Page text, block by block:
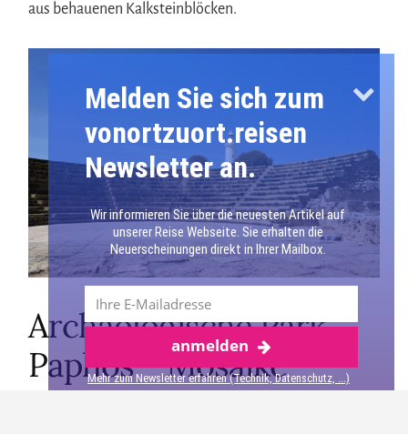
aus behauenen Kalksteinblöcken.
Archäologische Park
Paphos – Mosaike
Mehr über Paphos
Melden Sie sich zum
vonortzuort.reisen
Newsletter an.
Wir informieren Sie über die neuesten Artikel auf
unserer Reise Webseite. Sie erhalten die
Neuerscheinungen direkt in Ihrer Mailbox.
anmelden
Mehr zum Newsletter erfahren (Technik, Datenschutz, ...)